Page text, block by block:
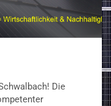
Die